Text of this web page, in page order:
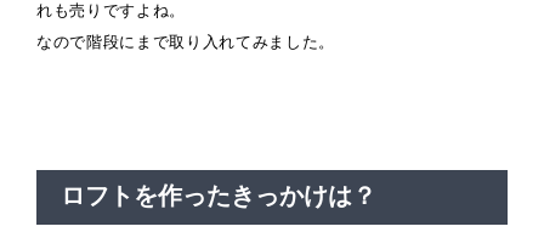
れも売りですよね。
なので階段にまで取り入れてみました。
ロフトを作ったきっかけは？